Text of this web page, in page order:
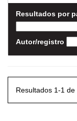
Resultados por
Autor/registro
Resultados 1-1 de